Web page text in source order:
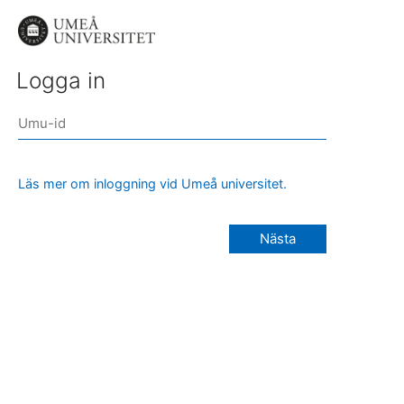
Logga in
Läs mer om inloggning vid Umeå universitet.
Nästa